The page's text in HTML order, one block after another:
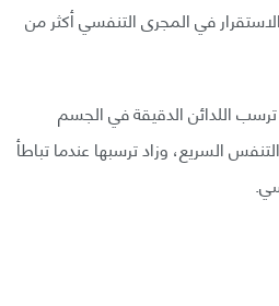
في المجرى التنفسي أكثر من
اللدائن الدقيقة في الجسم
السريع، وزاد ترسبها عندما تباطأ